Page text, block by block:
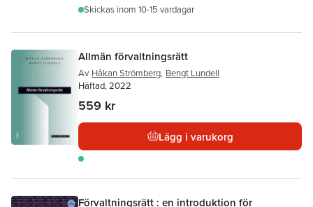
Skickas inom 10-15 vardagar
Allmän förvaltningsrätt
Av Håkan Strömberg, Bengt Lundell
Häftad, 2022
559 kr
Lägg i varukorg
Förvaltningsrätt : en introduktion för